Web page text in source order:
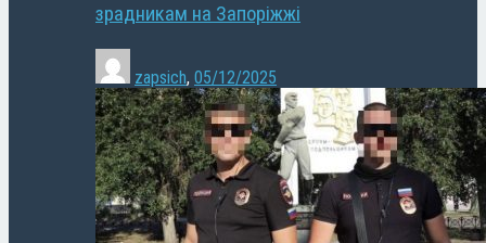
зрадникам на Запоріжжі
zapsich, 05/12/2025